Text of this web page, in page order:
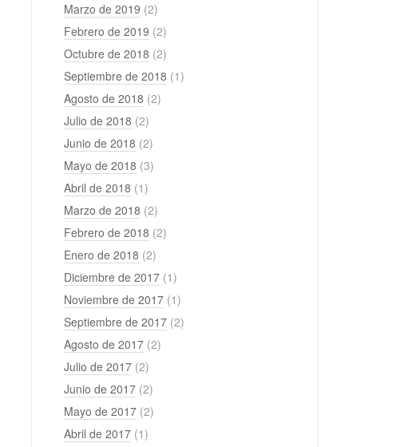
Marzo de 2019 (2)
Febrero de 2019 (2)
Octubre de 2018 (2)
Septiembre de 2018 (1)
Agosto de 2018 (2)
Julio de 2018 (2)
Junio de 2018 (2)
Mayo de 2018 (3)
Abril de 2018 (1)
Marzo de 2018 (2)
Febrero de 2018 (2)
Enero de 2018 (2)
Diciembre de 2017 (1)
Noviembre de 2017 (1)
Septiembre de 2017 (2)
Agosto de 2017 (2)
Julio de 2017 (2)
Junio de 2017 (2)
Mayo de 2017 (2)
Abril de 2017 (1)